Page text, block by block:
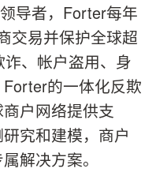
导者，Forter每年
交易并保护全球超
、帐户盗用、身
的一体化反欺
户网络提供支
究和建模，商户
解决方案。